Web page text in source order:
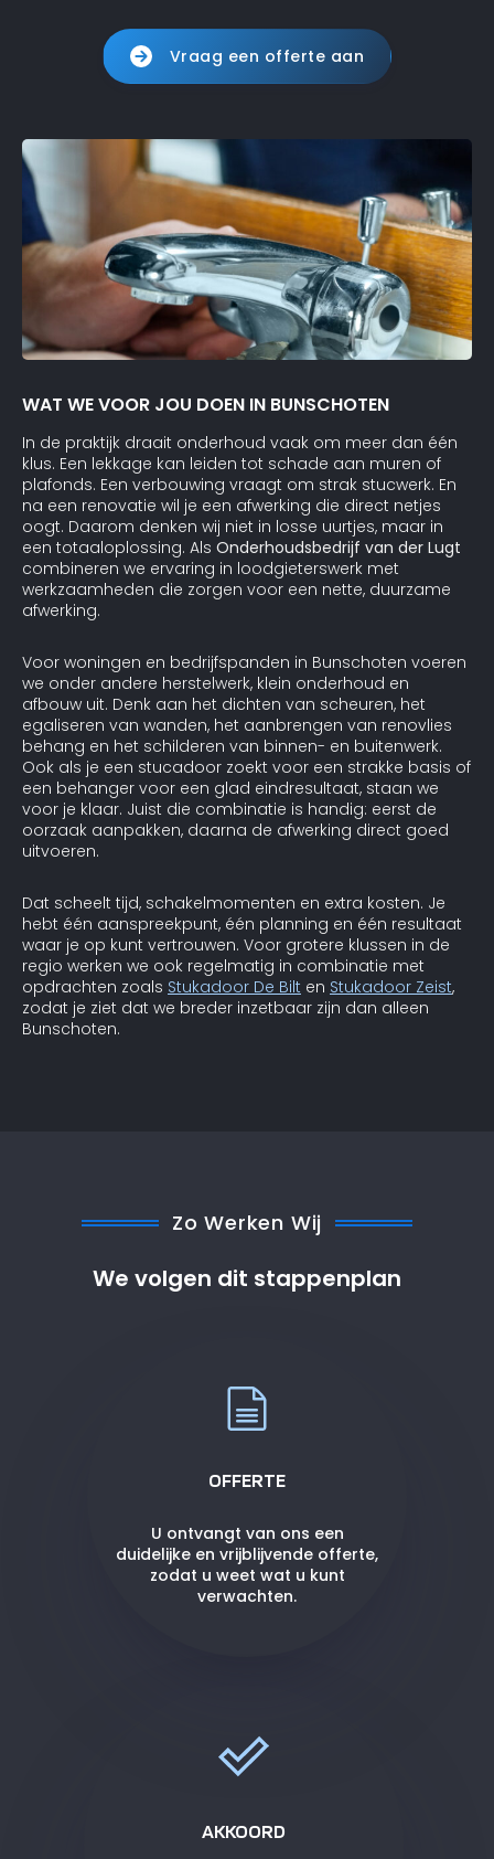
Vraag een offerte aan
WAT WE VOOR JOU DOEN IN BUNSCHOTEN
In de praktijk draait onderhoud vaak om meer dan één
klus. Een lekkage kan leiden tot schade aan muren of
plafonds. Een verbouwing vraagt om strak stucwerk. En
na een renovatie wil je een afwerking die direct netjes
oogt. Daarom denken wij niet in losse uurtjes, maar in
een totaaloplossing. Als Onderhoudsbedrijf van der Lugt
combineren we ervaring in loodgieterswerk met
werkzaamheden die zorgen voor een nette, duurzame
afwerking.
Voor woningen en bedrijfspanden in Bunschoten voeren
we onder andere herstelwerk, klein onderhoud en
afbouw uit. Denk aan het dichten van scheuren, het
egaliseren van wanden, het aanbrengen van renovlies
behang en het schilderen van binnen- en buitenwerk.
Ook als je een stucadoor zoekt voor een strakke basis of
een behanger voor een glad eindresultaat, staan we
voor je klaar. Juist die combinatie is handig: eerst de
oorzaak aanpakken, daarna de afwerking direct goed
uitvoeren.
Dat scheelt tijd, schakelmomenten en extra kosten. Je
hebt één aanspreekpunt, één planning en één resultaat
waar je op kunt vertrouwen. Voor grotere klussen in de
regio werken we ook regelmatig in combinatie met
opdrachten zoals Stukadoor De Bilt en Stukadoor Zeist,
zodat je ziet dat we breder inzetbaar zijn dan alleen
Bunschoten.
Zo Werken Wij
We volgen dit stappenplan
OFFERTE
U ontvangt van ons een
duidelijke en vrijblijvende offerte,
zodat u weet wat u kunt
verwachten.
AKKOORD